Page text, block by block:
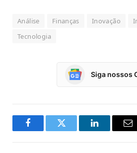
Análise Finanças Inovação
Tecnologia
Siga nossos
FacebookTwitter LinkedIn